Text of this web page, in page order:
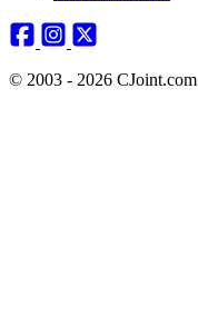
© 2003 - 2026 CJoint.com